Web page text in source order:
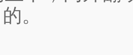
。